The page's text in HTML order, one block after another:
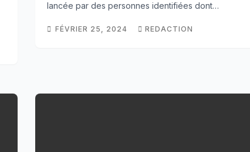
lancée par des personnes identifiées dont…
FÉVRIER 25, 2024 REDACTION